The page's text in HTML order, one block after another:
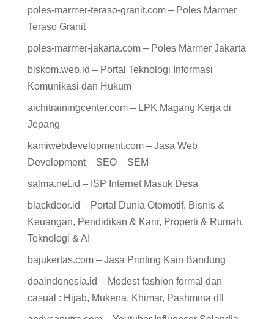
poles-marmer-teraso-granit.com – Poles Marmer
Teraso Granit
poles-marmer-jakarta.com – Poles Marmer Jakarta
biskom.web.id – Portal Teknologi Informasi
Komunikasi dan Hukum
aichitrainingcenter.com – LPK Magang Kerja di
Jepang
kamiwebdevelopment.com – Jasa Web
Development – SEO – SEM
salma.net.id – ISP Internet Masuk Desa
blackdoor.id – Portal Dunia Otomotif, Bisnis &
Keuangan, Pendidikan & Karir, Properti & Rumah,
Teknologi & AI
bajukertas.com – Jasa Printing Kain Bandung
doaindonesia.id – Modest fashion formal dan
casual : Hijab, Mukena, Khimar, Pashmina dll